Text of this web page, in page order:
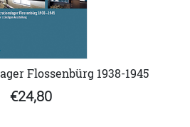
Flossenbürg 1938-1945
€24,80